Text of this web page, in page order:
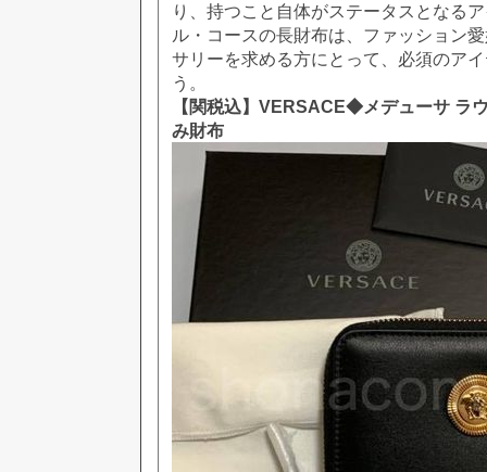
り、持つこと自体がステータスとなる
ル・コースの長財布は、ファッション
サリーを求める方にとって、必須のア
う。
【関税込】VERSACE◆メデューサ ラ
み財布